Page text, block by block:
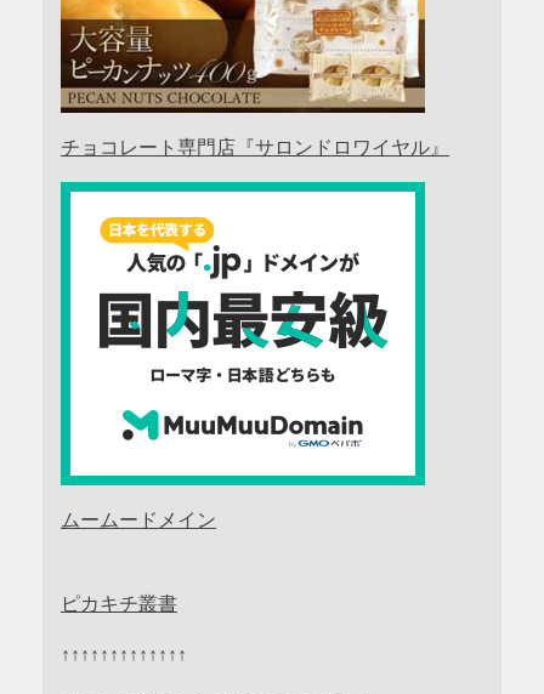
チョコレート専門店『サロンドロワイヤル』
ムームードメイン
ピカキチ叢書
↑↑↑↑↑↑↑↑↑↑↑↑↑